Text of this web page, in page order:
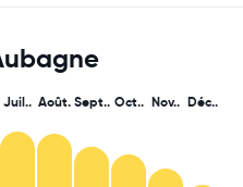
Juil.. Août. Sept.. Oct.. Nov.. Déc..